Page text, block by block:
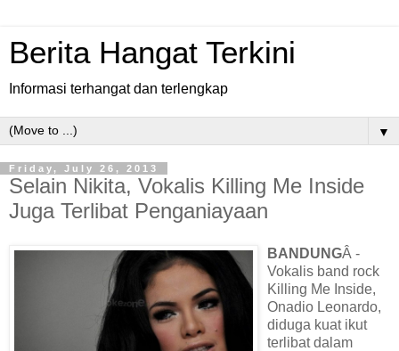
Berita Hangat Terkini
Informasi terhangat dan terlengkap
▼
Friday, July 26, 2013
Selain Nikita, Vokalis Killing Me Inside
Juga Terlibat Penganiayaan
BANDUNGÂ -
Vokalis band rock
Killing Me Inside,
Onadio Leonardo,
diduga kuat ikut
terlibat dalam